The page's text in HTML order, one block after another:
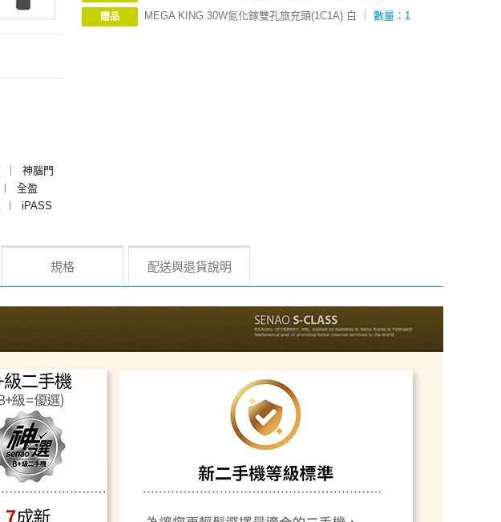
︱
神腦門
︱
全盈
︱
iPASS
贈品 MEGA KING 30W氮化鎵雙孔旅充頭(1C1A) 白 ︱ 數量：1
規格 配送與退貨說明